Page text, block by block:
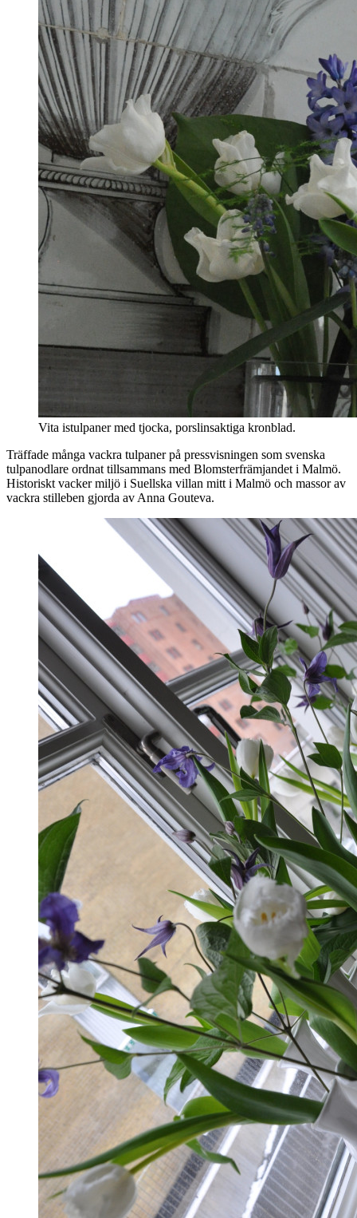
Vita istulpaner med tjocka, porslinsaktiga kronblad.
Träffade många vackra tulpaner på pressvisningen som svenska
tulpanodlare ordnat tillsammans med Blomsterfrämjandet i Malmö.
Historiskt vacker miljö i Suellska villan mitt i Malmö och massor av
vackra stilleben gjorda av Anna Gouteva.